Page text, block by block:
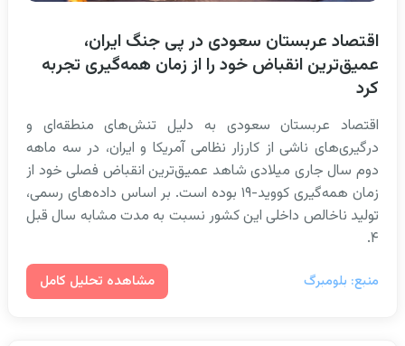
اقتصاد عربستان سعودی در پی جنگ ایران،
عمیق‌ترین انقباض خود را از زمان همه‌گیری تجربه
کرد
اقتصاد عربستان سعودی به دلیل تنش‌های منطقه‌ای و
درگیری‌های ناشی از کارزار نظامی آمریکا و ایران، در سه ماهه
دوم سال جاری میلادی شاهد عمیق‌ترین انقباض فصلی خود از
زمان همه‌گیری کووید-۱۹ بوده است. بر اساس داده‌های رسمی،
تولید ناخالص داخلی این کشور نسبت به مدت مشابه سال قبل
۴.
منبع: بلومبرگ مشاهده تحلیل کامل